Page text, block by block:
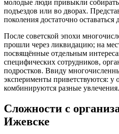
молодые люди привыкли
подъездов или во дворах.
поколения достаточно оставаться
После советской эпохи
прошли через ликвидацию; на
посвящённые отдельным
специфических сотрудников,
подростков. Ввиду
эксперименты приветствуются: у
комбинируются разные увлечения.
Сложности с
Ижевске